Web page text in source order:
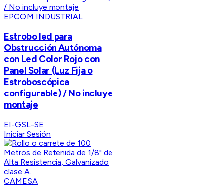
EPCOM INDUSTRIAL
Estrobo led para
Obstrucción Autónoma
con Led Color Rojo con
Panel Solar (Luz Fija o
Estroboscópica
configurable) / No incluye
montaje
EI-GSL-SE
Iniciar Sesión
CAMESA